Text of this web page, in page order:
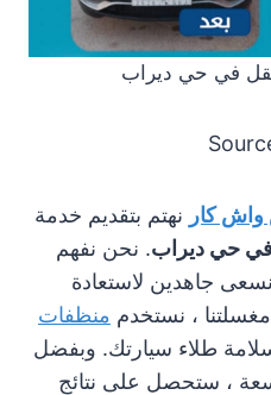
في حي ديراب
كار نهتم بتقديم خدمة
في حي ديراب. نحن نفهم
جاهدين لاستعادة
، نستخدم منظفات
طلاء سيارتك. وبفضل
، ستحصل على نتائج